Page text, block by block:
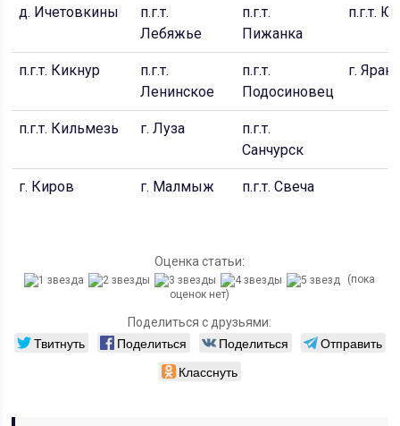
д. Ичетовкины
п.г.т.
Лебяжье
п.г.т.
Пижанка
п.г.т.
п.г.т. Кикнур
п.г.т.
Ленинское
п.г.т.
Подосиновец
г.
п.г.т. Кильмезь г. Луза
п.г.т.
Санчурск
г. Киров г. Малмыж п.г.т. Свеча
Оценка статьи:
(пока
оценок нет)
Поделиться с друзьями:
Твитнуть Поделиться Поделиться
Отправить
Класснуть